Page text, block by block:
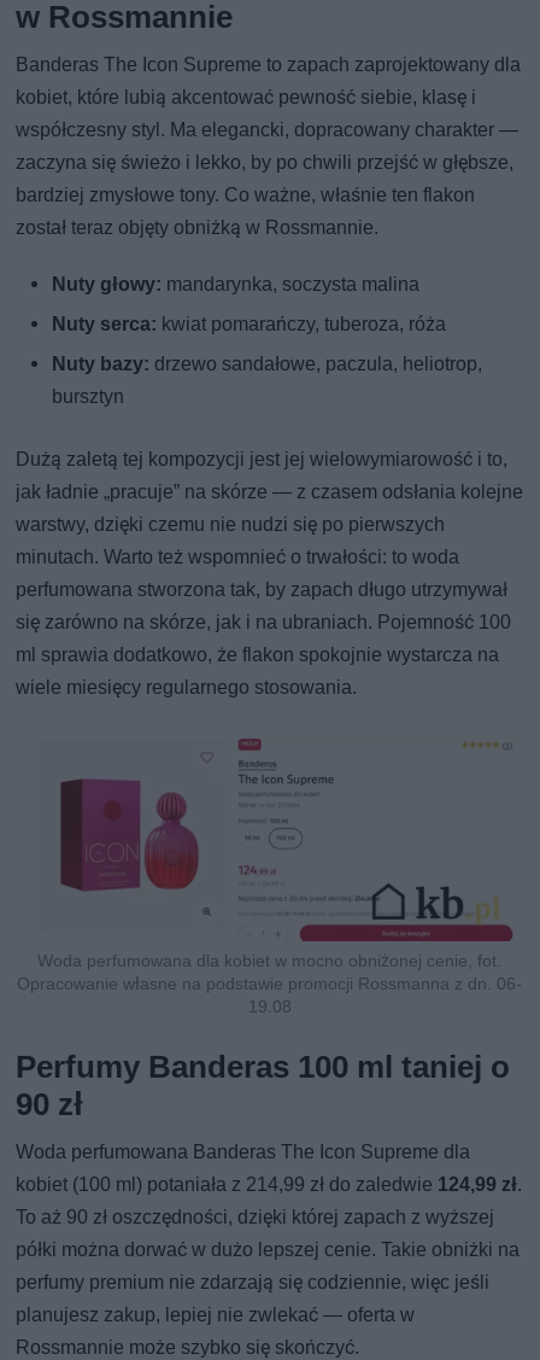
w Rossmannie
Banderas The Icon Supreme to zapach zaprojektowany dla
kobiet, które lubią akcentować pewność siebie, klasę i
współczesny styl. Ma elegancki, dopracowany charakter —
zaczyna się świeżo i lekko, by po chwili przejść w głębsze,
bardziej zmysłowe tony. Co ważne, właśnie ten flakon
został teraz objęty obniżką w Rossmannie.
Nuty głowy: mandarynka, soczysta malina
Nuty serca: kwiat pomarańczy, tuberoza, róża
Nuty bazy: drzewo sandałowe, paczula, heliotrop,
bursztyn
Dużą zaletą tej kompozycji jest jej wielowymiarowość i to,
jak ładnie „pracuje” na skórze — z czasem odsłania kolejne
warstwy, dzięki czemu nie nudzi się po pierwszych
minutach. Warto też wspomnieć o trwałości: to woda
perfumowana stworzona tak, by zapach długo utrzymywał
się zarówno na skórze, jak i na ubraniach. Pojemność 100
ml sprawia dodatkowo, że flakon spokojnie wystarcza na
wiele miesięcy regularnego stosowania.
Woda perfumowana dla kobiet w mocno obniżonej cenie, fot.
Opracowanie własne na podstawie promocji Rossmanna z dn. 06-
19.08
Perfumy Banderas 100 ml taniej o
90 zł
Woda perfumowana Banderas The Icon Supreme dla
kobiet (100 ml) potaniała z 214,99 zł do zaledwie 124,99 zł.
To aż 90 zł oszczędności, dzięki której zapach z wyższej
półki można dorwać w dużo lepszej cenie. Takie obniżki na
perfumy premium nie zdarzają się codziennie, więc jeśli
planujesz zakup, lepiej nie zwlekać — oferta w
Rossmannie może szybko się skończyć.